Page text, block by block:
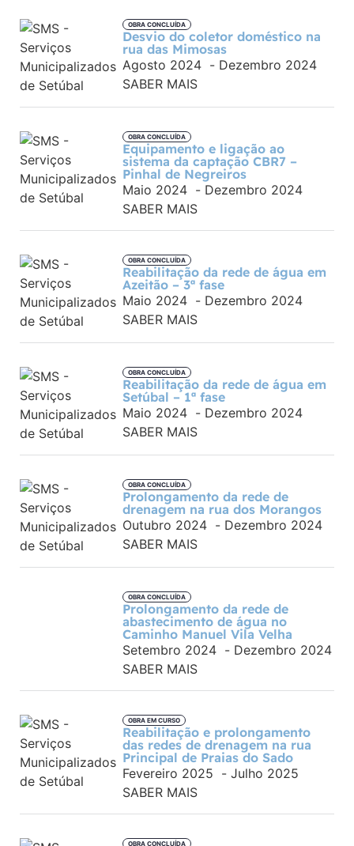
OBRA CONCLUÍDA
Desvio do coletor doméstico na
rua das Mimosas
Agosto 2024 - Dezembro 2024
SABER MAIS
OBRA CONCLUÍDA
Equipamento e ligação ao
sistema da captação CBR7 –
Pinhal de Negreiros
Maio 2024 - Dezembro 2024
SABER MAIS
OBRA CONCLUÍDA
Reabilitação da rede de água em
Azeitão – 3ª fase
Maio 2024 - Dezembro 2024
SABER MAIS
OBRA CONCLUÍDA
Reabilitação da rede de água em
Setúbal – 1ª fase
Maio 2024 - Dezembro 2024
SABER MAIS
OBRA CONCLUÍDA
Prolongamento da rede de
drenagem na rua dos Morangos
Outubro 2024 - Dezembro 2024
SABER MAIS
OBRA CONCLUÍDA
Prolongamento da rede de
abastecimento de água no
Caminho Manuel Vila Velha
Setembro 2024 - Dezembro 2024
SABER MAIS
OBRA EM CURSO
Reabilitação e prolongamento
das redes de drenagem na rua
Principal de Praias do Sado
Fevereiro 2025 - Julho 2025
SABER MAIS
OBRA CONCLUÍDA